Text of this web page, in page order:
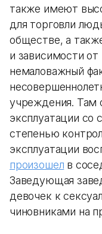
также имеют
для торговли
обществе, а
и зависимости
немаловажный
учреждения. Там
эксплуатации со
степенью
эксплуатации
произошел в
Заведующая
девочек к
чиновниками на